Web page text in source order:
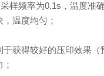
样频率为0.1s，温度准
温度均匀；
获得较好的压印效果